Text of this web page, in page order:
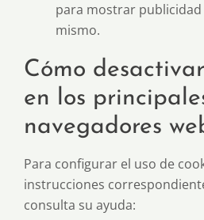
para mostrar
mismo.
Cómo
en los
navegadores
Para configurar el uso de
instrucciones
consulta su ayuda: